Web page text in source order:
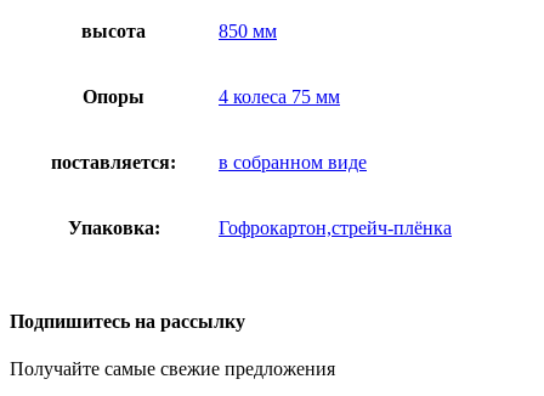
высота 850 мм
Опоры 4 колеса 75 мм
поставляется: в собранном виде
Упаковка: Гофрокартон,стрейч-плёнка
Подпишитесь на рассылку
Получайте самые свежие предложения